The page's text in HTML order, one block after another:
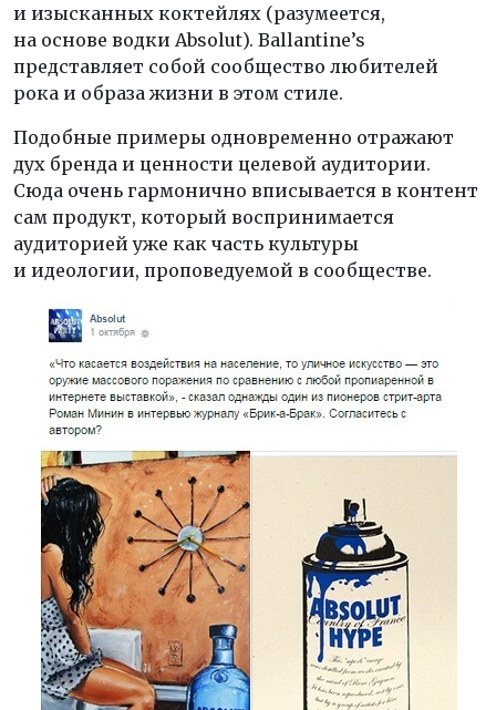
и изысканных коктейлях (разумеется,
на основе водки Absolut). Ballantine’s
представляет собой сообщество любителей
рока и образа жизни в этом стиле.
Подобные примеры одновременно отражают
дух бренда и ценности целевой аудитории.
Сюда очень гармонично вписывается в контент
сам продукт, который воспринимается
аудиторией уже как часть культуры
и идеологии, проповедуемой в сообществе.